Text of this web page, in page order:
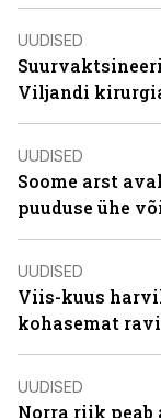
UUDISED
Viljandi
UUDISED
Soome arst
puuduse ühe
UUDISED
Viis-kuus
kohasemat
UUDISED
Norra riik